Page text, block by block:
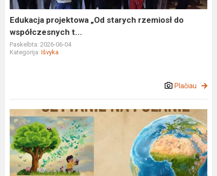
współczesnych
t...
Edukacja projektowa „Od starych rzemiosł do
współczesnych t...
Paskelbta: 2026-06-04
Kategorija: Išvyka
Plačiau
Projekt
czytelniczy
„Czytanie
na
polanie”